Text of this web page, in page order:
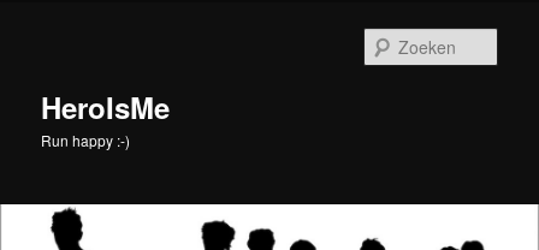
inhoudHeroIsMe
Run happy :-)